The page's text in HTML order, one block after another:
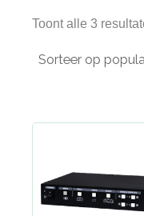
Toont alle 3